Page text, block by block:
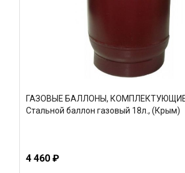
ГАЗОВЫЕ БАЛЛОНЫ,
Стальной баллон газовый 18л., (Крым)
4 460 ₽